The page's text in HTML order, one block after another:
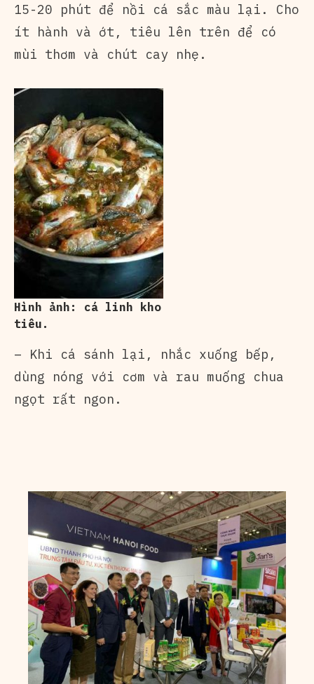
15-20 phút để nồi cá sắc màu lại. Cho
ít hành và ớt, tiêu lên trên để có
mùi thơm và chút cay nhẹ.
Hình ảnh: cá linh kho
tiêu.
– Khi cá sánh lại, nhắc xuống bếp,
dùng nóng với cơm và rau muống chua
ngọt rất ngon.